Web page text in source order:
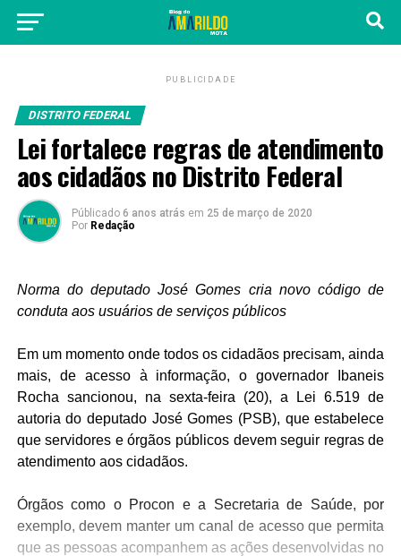
PUBLICIDADE
DISTRITO FEDERAL
Lei fortalece regras de atendimento
aos cidadãos no Distrito Federal
Públicado 6 anos atrás em 25 de março de 2020
Por Redação
Norma do deputado José Gomes cria novo código de
conduta aos usuários de serviços públicos
Em um momento onde todos os cidadãos precisam, ainda
mais, de acesso à informação, o governador Ibaneis
Rocha sancionou, na sexta-feira (20), a Lei 6.519 de
autoria do deputado José Gomes (PSB), que estabelece
que servidores e órgãos públicos devem seguir regras de
atendimento aos cidadãos.
Órgãos como o Procon e a Secretaria de Saúde, por
exemplo, devem manter um canal de acesso que permita
que as pessoas acompanhem as ações desenvolvidas no